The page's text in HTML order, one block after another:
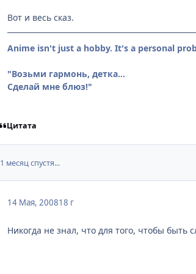
Вот и весь сказ.
Anime isn't just a hobby. It's a personal
"Возьми гармонь, детка...
Сделай мне блюз!"
Цитата
1 месяц спустя...
14 Мая, 200818 г
Никогда не знал, что для того, чтобы быть